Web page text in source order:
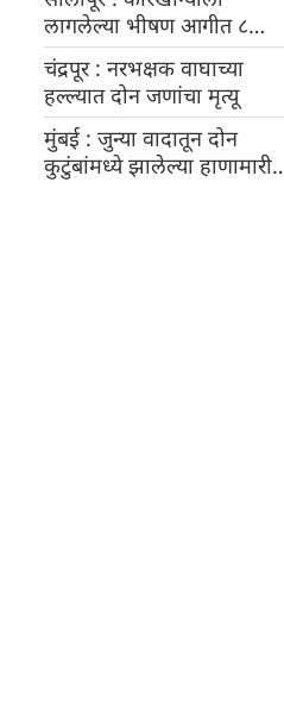
लागलेल्या भीषण आगीत ८
जणांचा मृत्यू, केंद्र आणि राज्य
सरकारने नुकसानभरपाई जाहीर
केली
चंद्रपूर : नरभक्षक वाघाच्या
हल्ल्यात दोन जणांचा मृत्यू
मुंबई : जुन्या वादातून दोन
कुटुंबांमध्ये झालेल्या हाणामारीत